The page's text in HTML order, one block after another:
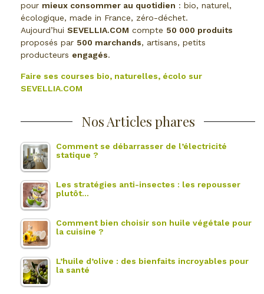
pour mieux consommer au quotidien : bio, naturel,
écologique, made in France, zéro-déchet.
Aujourd’hui SEVELLIA.COM compte 50 000 produits
proposés par 500 marchands, artisans, petits
producteurs engagés.
Faire ses courses bio, naturelles, écolo sur
SEVELLIA.COM
Nos Articles phares
Comment se débarrasser de l’électricité
statique ?
Les stratégies anti-insectes : les repousser
plutôt…
Comment bien choisir son huile végétale pour
la cuisine ?
L’huile d’olive : des bienfaits incroyables pour
la santé